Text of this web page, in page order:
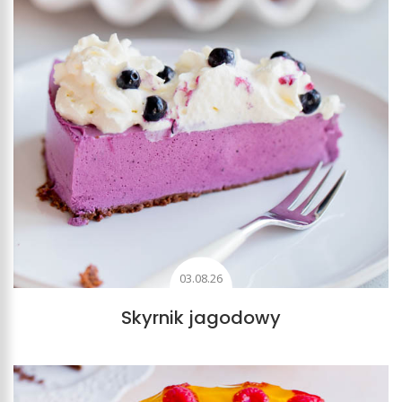
Sernik z owocami
Przepisy na serniki są tak różnorodne, że nie ma chyba
na świecie osoby, która nie znalazłaby wśród nich
swojego smaku. Wiele z nich opiera się na kruchym
spodzie, który stanowi bazę dla masy serowej.
Dodatkami do serników są oczywiście owoce. Maliny,
brzoskwinie, morele, truskawki, borówki, mango,
granaty, jeżyny, limonki, figi, jabłka, a nawet
persymona. To szerokie połączenie z owocami jest
możliwe dzięki delikatności i słodyczy samego sera,
który jest niczym puchowy krem, wspaniale
przenikający się z owocami, nadającymi mu delikatności
smakiem.
03.08.26
Skyrnik jagodowy